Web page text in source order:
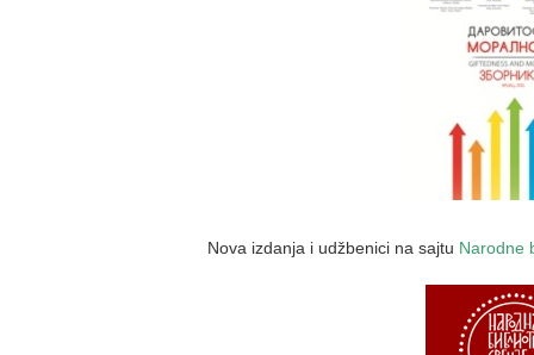
Nova izdanja i udžbenici na sajtu Narodne